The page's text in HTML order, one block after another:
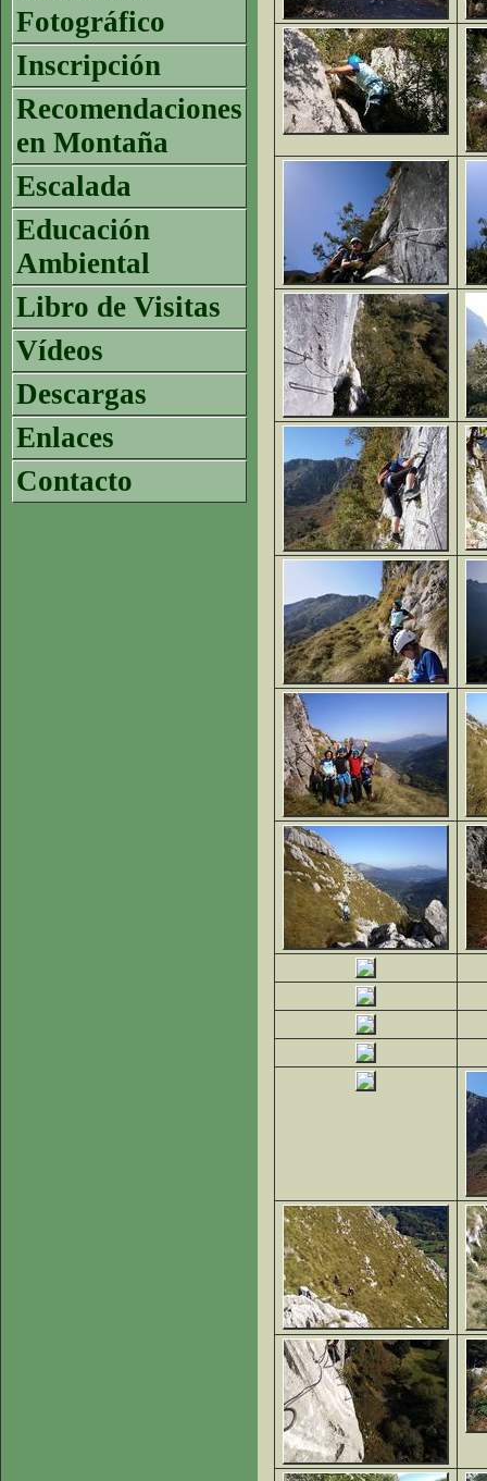
Fotográfico
Inscripción
Recomendaciones
en Montaña
Escalada
Educación
Ambiental
Libro de Visitas
Vídeos
Descargas
Enlaces
Contacto